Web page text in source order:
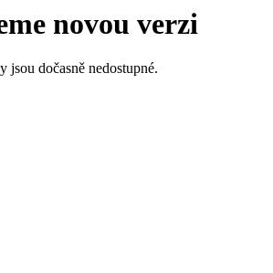
novou verzi
jsou dočasně nedostupné.